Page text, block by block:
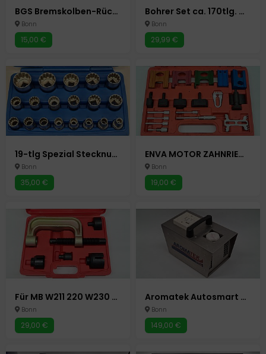
BGS Bremskolben-Rückstell-Satz | 14-tlg. Autowerkzeug Auto Werkzeuge
Bonn
15,00 €
Bohrer Set ca. 170tlg. Metallbohrer 1-10mm Spiralbohrer Holzbohrer
Bonn
29,99 €
19-tlg Spezial Stecknuss Satz 10 - 32 mm Für 85% Defekte Abgerundete Mutter 1/2" Autowerkzeug Auto Werkzeuge
Bonn
35,00 €
ENVA MOTOR ZAHNRIEMEN WERKZEUG 19-tlg. EINSTELLWERKZEUG ARRETIERWERKZEUG Autowerkzeug Auto Werkzeuge
Bonn
19,00 €
Für MB W211 220 W230 TRAGGELENK ABZIEHER WERKZEUG KUGELGELENK AUSDRÜCKER passend Autowerkzeug Auto Werkzeuge
Bonn
29,00 €
Aromatek Autosmart entfernt schlechte Gerüche schnell im PKW Auto etc.
Bonn
149,00 €